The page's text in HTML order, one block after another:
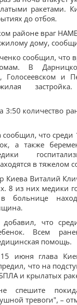
ракетами.
до отбоя.
районе враг
дому,
сообщил, что
В
Голосеевском и
застройка.
3:50 количество
что среди
а также
в тяжелом
Киева Виталий
8 из них медики
больнице
добавил, что
Всем
помощь.
июня глава
что на
и крылатых
спешите
тревоги", –